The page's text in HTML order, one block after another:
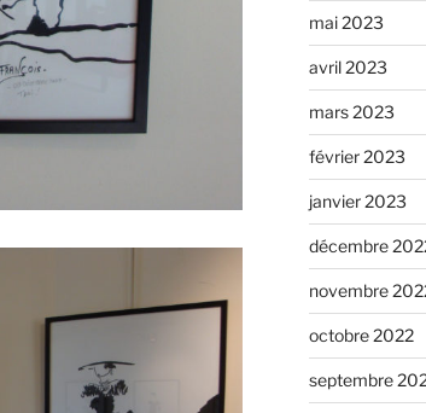
mai 2023
avril 2023
mars 2023
février 2023
janvier 2023
décembre
novembre
octobre 2022
septembre